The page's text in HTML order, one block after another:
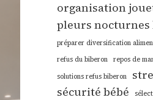
organisation
pleurs nocturnes
préparer diversification
refus du biberon repos de
solutions refus biberon
sécurité bébé